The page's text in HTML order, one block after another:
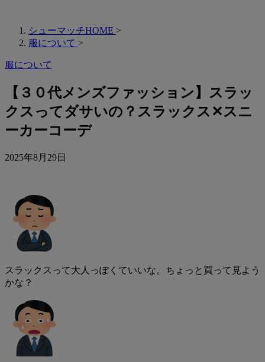
シューマッチHOME >
服について >
服について
【３０代メンズファッション】スラッ
クスってダサいの？スラックス✕スニ
ーカーコーデ
2025年8月29日
スラックスって大人っぽくていいな。ちょっと買って見よう
かな？